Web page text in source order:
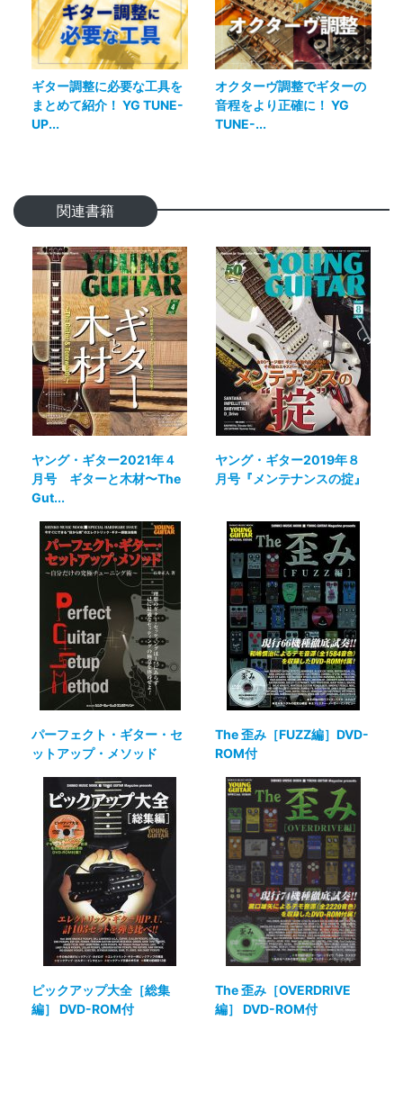
ギター調整に必要な工具を
まとめて紹介！ YG TUNE-
UP...
オクターヴ調整でギターの
音程をより正確に！ YG
TUNE-...
関連書籍
ヤング・ギター2021年４
月号 ギターと木材〜The
Gut...
ヤング・ギター2019年８
月号『メンテナンスの掟』
パーフェクト・ギター・セ
ットアップ・メソッド
The 歪み［FUZZ編］DVD-
ROM付
ピックアップ大全［総集
編］ DVD-ROM付
The 歪み［OVERDRIVE
編］ DVD-ROM付